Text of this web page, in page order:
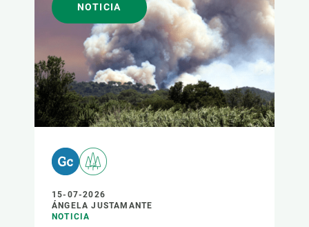
NOTICIA
15-07-2026
ÁNGELA JUSTAMANTE
NOTICIA